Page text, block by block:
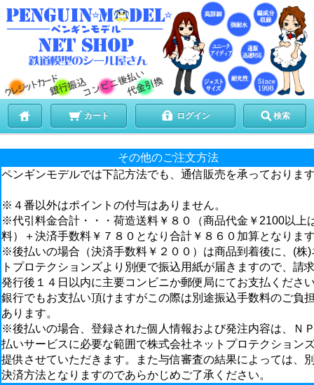
カート ログイン 検索
その他のご注文方法
ペンギンモデルでは下記方法でも、通信販売を承っておりま
※４番以外はポイントの付与はありません。
※代引料金合計・・・荷造送料￥８０（商品代金￥2100以上
料）＋決済手数料￥７８０となり合計￥８６０加算となりま
※後払いの場合（決済手数料￥２００）は商品到着後に、(株)
トプロテクションズより別便で振込用紙が届きますので、請
発行後１４日以内に主要コンビニか郵便局にてお支払くださ
銀行でもお支払い頂けますがこの際は別途振込手数料のご負
あります。
※後払いの場合、登録された個人情報および発注内容は、Ｎ
払いサービスに必要な範囲で株式会社ネットプロテクション
提供させていただきます。また与信審査の結果によっては、
決済方法となりますのであらかじめご了承ください。